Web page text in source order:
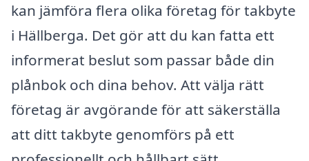
kan jämföra flera olika företag för takbyte
i Hällberga. Det gör att du kan fatta ett
informerat beslut som passar både din
plånbok och dina behov. Att välja rätt
företag är avgörande för att säkerställa
att ditt takbyte genomförs på ett